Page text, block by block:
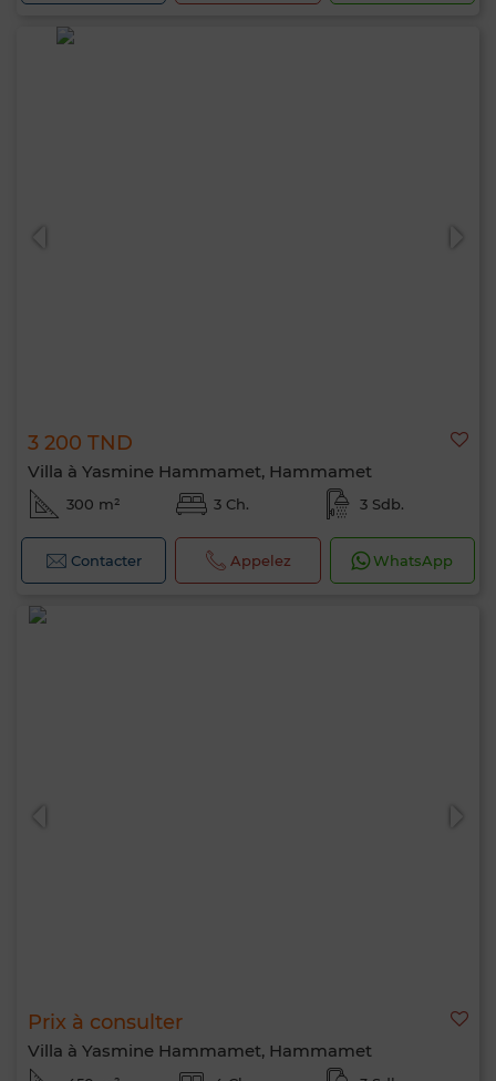
3 200 TND
Villa à Yasmine Hammamet, Hammamet
300 m² 3 Ch. 3 Sdb.
Contacter Appelez WhatsApp
Prix à consulter
Villa à Yasmine Hammamet, Hammamet